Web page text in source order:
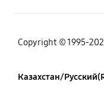
Copyright © 1995-
Казахстан/